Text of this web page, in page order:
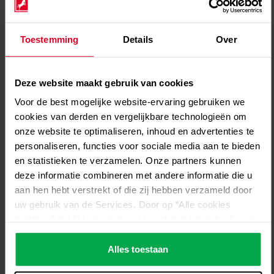
Toestemming Details Over
Deze website maakt gebruik van cookies
Voor de best mogelijke website-ervaring gebruiken we
cookies van derden en vergelijkbare technologieën om
onze website te optimaliseren, inhoud en advertenties te
personaliseren, functies voor sociale media aan te bieden
en statistieken te verzamelen. Onze partners kunnen
deze informatie combineren met andere informatie die u
aan hen hebt verstrekt of die zij hebben verzameld door
uw gebruik van de Services. Door op “Alle cookies
alle cookies, inclusief de gegevensverwerking en het
doorgeven ervan aan derden in overeenstemming met
onze gegevensbeschermingsverklaring. Dit omvat ook,
Alles toestaan
Voor kleine hoeveelheden bieden we dewarvaten aan die
geschikt zijn voor vervoer.
Ga voor meer informatie
of bestellen naar onze
webshop!
Westfalen webshop voor cilindergassen
Contactformulier